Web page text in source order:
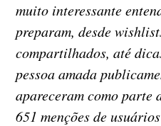
muito interessante
preparam, desde
compartilhados, até
pessoa amada
apareceram como parte
651 menções de